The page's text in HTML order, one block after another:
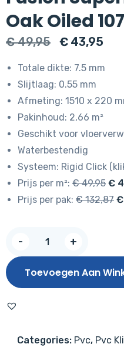
Oak Oiled
€49,95
€ 49,95.
€ 43,95
€
Totale dikte: 7.5 mm
Slijtlaag: 0.55 mm
Afmeting: 1510 x 220
Pakinhoud: 2,66 m²
Geschikt voor
Waterbestendig
Systeem: Rigid Click
Prijs per m²: € 49,95 €
Prijs per pak: € 132,87 €
-
XL
Gotham
Oak
+
Toevoegen Aan
Categories: Pvc, Pvc